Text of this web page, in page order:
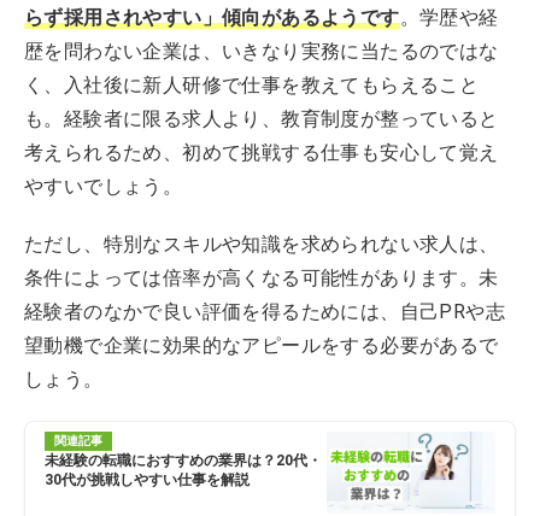
らず採用されやすい」傾向があるようです。学歴や経
歴を問わない企業は、いきなり実務に当たるのではな
く、入社後に新人研修で仕事を教えてもらえること
も。経験者に限る求人より、教育制度が整っていると
考えられるため、初めて挑戦する仕事も安心して覚え
やすいでしょう。
ただし、特別なスキルや知識を求められない求人は、
条件によっては倍率が高くなる可能性があります。未
経験者のなかで良い評価を得るためには、自己PRや志
望動機で企業に効果的なアピールをする必要があるで
しょう。
関連記事
未経験の転職におすすめの業界は？20代・
30代が挑戦しやすい仕事を解説